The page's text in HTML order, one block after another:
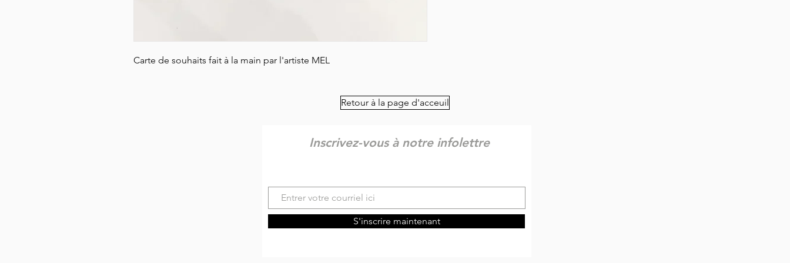
Carte de souhaits fait à la main par l'artiste MEL
Retour à la page d'acceuil
Inscrivez-vous à notre infolettre
S'inscrire maintenant